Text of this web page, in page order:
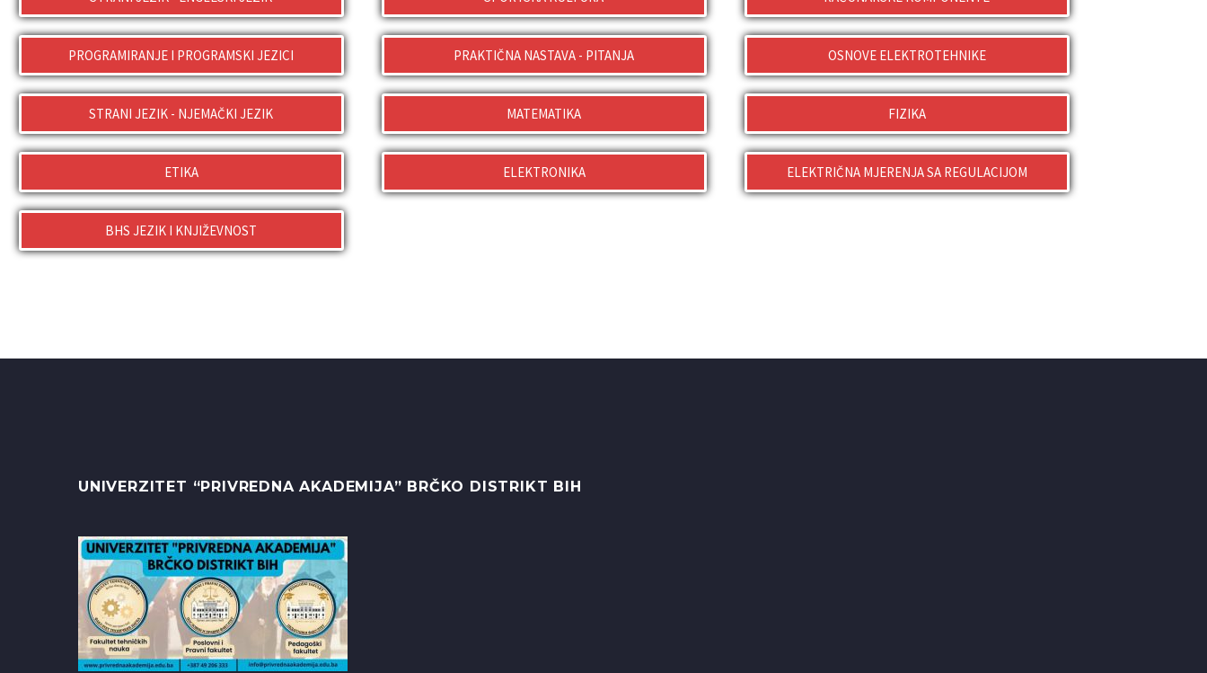
PROGRAMIRANJE I PROGRAMSKI JEZICI
STRANI JEZIK - NJEMAČKI JEZIK
ETIKA
BHS JEZIK I KNJIŽEVNOST
PRAKTIČNA NASTAVA - PITANJA
MATEMATIKA
ELEKTRONIKA
OSNOVE ELEKTROTEHNIKE
FIZIKA
ELEKTRIČNA MJERENJA SA REGULACIJOM
UNIVERZITET “PRIVREDNA AKADEMIJA” BRČKO DISTRIKT BIH